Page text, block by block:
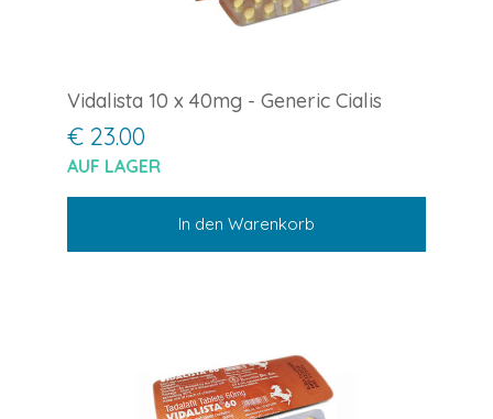
Vidalista 10 x 40mg - Generic Cialis
€ 23.00
AUF LAGER
In den Warenkorb